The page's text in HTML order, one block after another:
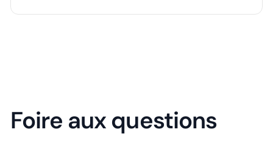
Foire aux questions